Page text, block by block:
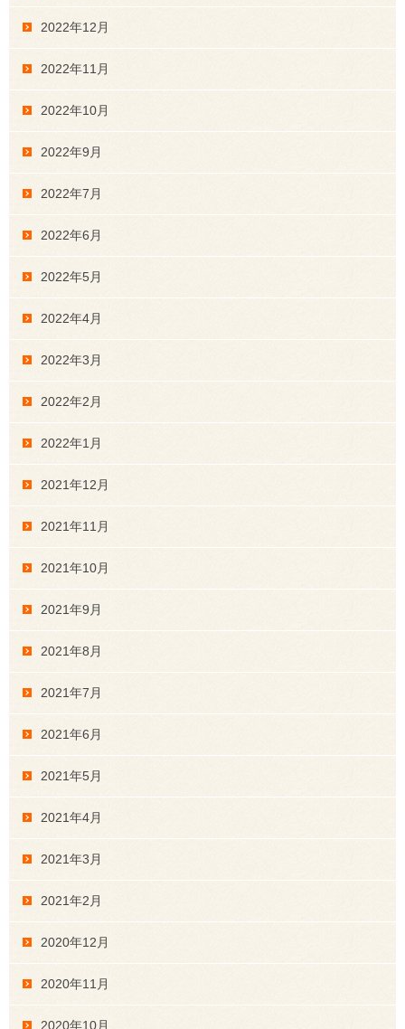
2022年12月
2022年11月
2022年10月
2022年9月
2022年7月
2022年6月
2022年5月
2022年4月
2022年3月
2022年2月
2022年1月
2021年12月
2021年11月
2021年10月
2021年9月
2021年8月
2021年7月
2021年6月
2021年5月
2021年4月
2021年3月
2021年2月
2020年12月
2020年11月
2020年10月